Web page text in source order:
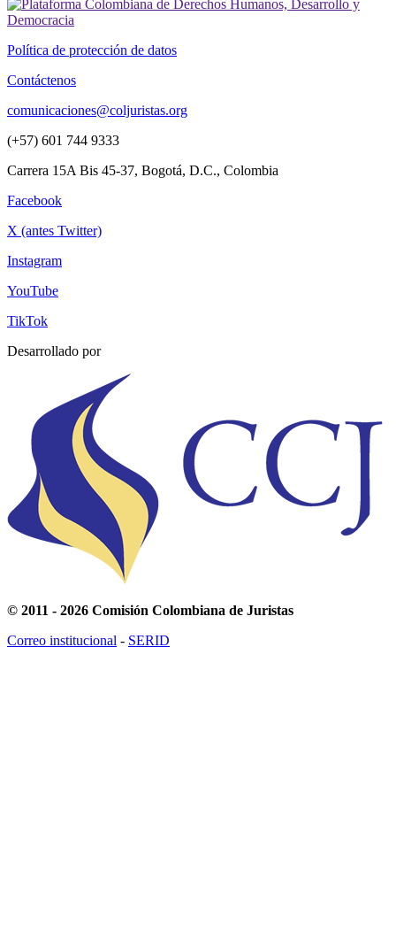
Política de protección de datos
Contáctenos
comunicaciones@coljuristas.org
(+57) 601 744 9333
Carrera 15A Bis 45-37, Bogotá, D.C., Colombia
Facebook
X (antes Twitter)
Instagram
YouTube
TikTok
Desarrollado por
© 2011 - 2026 Comisión Colombiana de Juristas
Correo institucional - SERID